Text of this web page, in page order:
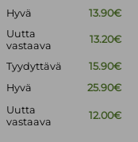
Hyvä 13.90€
Uutta
vastaava
13.20€
Tyydyttävä
15.90€
Hyvä
25.90€
Uutta
vastaava
12.00€